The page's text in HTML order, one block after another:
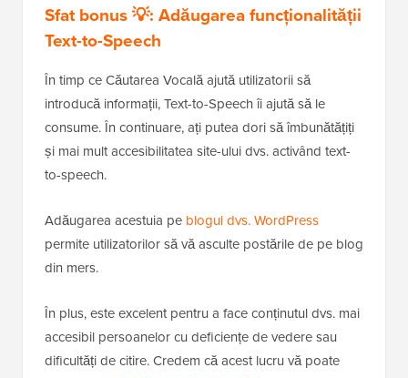
Sfat bonus 💡: Adăugarea funcționalității
Text-to-Speech
În timp ce Căutarea Vocală ajută utilizatorii să
introducă informații, Text-to-Speech îi ajută să le
consume. În continuare, ați putea dori să îmbunătățiți
și mai mult accesibilitatea site-ului dvs. activând text-
to-speech.
Adăugarea acestuia pe blogul dvs. WordPress
permite utilizatorilor să vă asculte postările de pe blog
din mers.
În plus, este excelent pentru a face conținutul dvs. mai
accesibil persoanelor cu deficiențe de vedere sau
dificultăți de citire. Credem că acest lucru vă poate